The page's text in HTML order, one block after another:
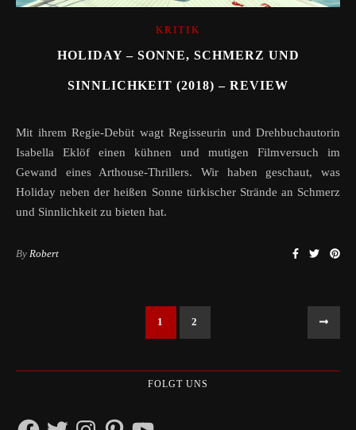
KRITIK
HOLIDAY – SONNE, SCHMERZ UND
SINNLICHKEIT (2018) – REVIEW
Mit ihrem Regie-Debüt wagt Regisseurin und Drehbuchautorin
Isabella Eklöf einen kühnen und mutigen Filmversuch im
Gewand eines Arthouse-Thrillers. Wir haben geschaut, was
Holiday neben der heißen Sonne türkischer Strände an Schmerz
und Sinnlichkeit zu bieten hat.
By Robert
1 2
FOLGT UNS
FacebookTwitterInstagramPinterestYouTube